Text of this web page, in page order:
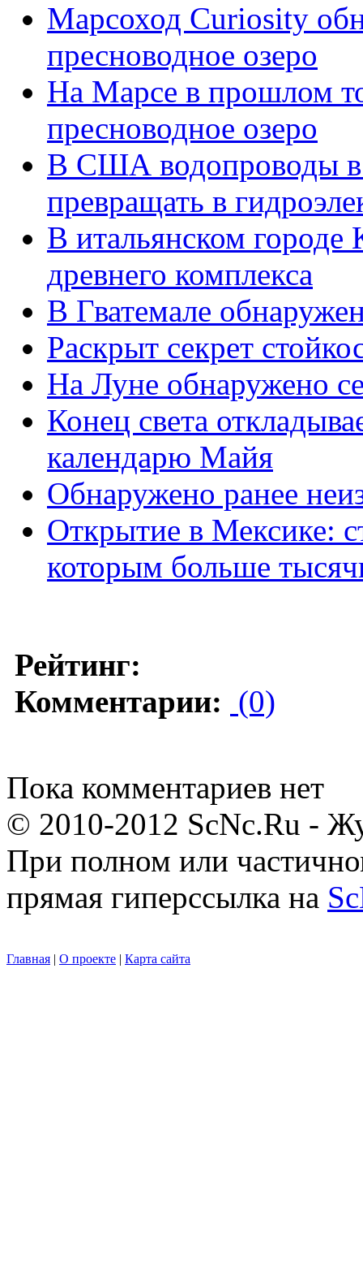
Марсоход Curiosity
пресноводное озеро
На Марсе в прошлом
пресноводное озеро
В США водопроводы в
превращать в
В итальянском городе
древнего комплекса
В Гватемале
Раскрыт секрет
На Луне обнаружено
Конец света
календарю Майя
Обнаружено ранее
Открытие в Мексике:
которым больше
Рейтинг:
Комментарии: (0)
Пока комментариев нет
© 2010-2012 ScNc.Ru -
При полном или
прямая гиперссылка на
Главная | О проекте | Карта сайта